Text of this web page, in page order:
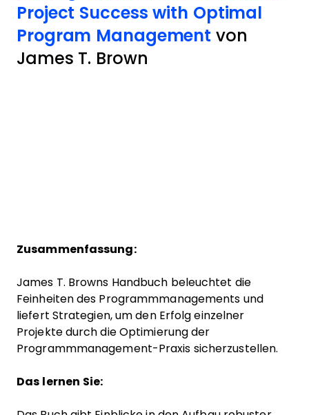
Project Success with Optimal
Program Management von
James T. Brown
Zusammenfassung:
James T. Browns Handbuch beleuchtet die
Feinheiten des Programmmanagements und
liefert Strategien, um den Erfolg einzelner
Projekte durch die Optimierung der
Programmmanagement-Praxis sicherzustellen.
Das lernen Sie: